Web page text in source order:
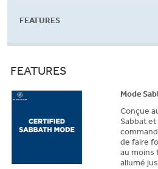
FEATURES
FEATURES
Mode
Conçue
Sabbat
de faire
au moins
allumé